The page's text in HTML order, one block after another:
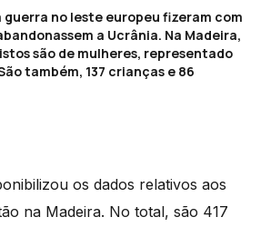
guerra no leste europeu fizeram com
a Ucrânia. Na Madeira,
são de mulheres, representado
também, 137 crianças e 86
os dados relativos aos
na Madeira. No total, são 417